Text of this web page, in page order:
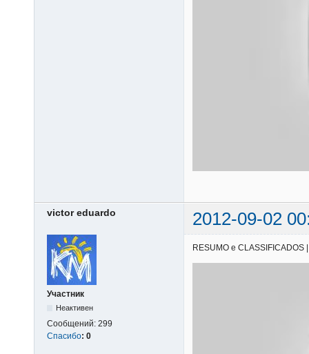
victor eduardo 2012-09-02
Участник
Неактивен
Сообщений: 299
Спасибо: 0
RESUMO e